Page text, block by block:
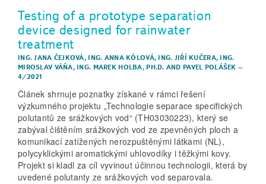
Testing of a prototype separation
device designed for rainwater
treatment
ING. JANA ČEJKOVÁ, ING. ANNA KÓLOVÁ, ING. JIŘÍ KUČERA, ING.
MIROSLAV VÁŇA, ING. MAREK HOLBA, PH.D. AND PAVEL POLÁŠEK –
4/2021
Článek shrnuje poznatky získané v rámci řešení
výzkumného projektu „Technologie separace specifických
polutantů ze srážkových vod“ (TH03030223), který se
zabýval čištěním srážkových vod ze zpevněných ploch a
komunikací zatížených nerozpuštěnými látkami (NL),
polycyklickými aromatickými uhlovodíky i těžkými kovy.
Projekt si kladl za cíl vyvinout účinnou technologii, která by
uvedené polutanty ze srážkových vod separovala.